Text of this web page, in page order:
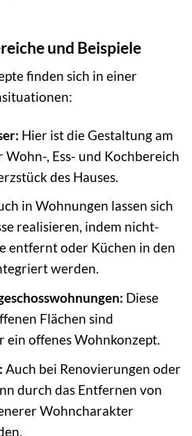
und Beispiele
finden sich in einer
Hier ist die Gestaltung am
Wohn-, Ess- und Kochbereich
des Hauses.
in Wohnungen lassen sich
realisieren, indem nicht-
entfernt oder Küchen in den
werden.
Diese
Flächen sind
ein offenes Wohnkonzept.
Auch bei Renovierungen oder
durch das Entfernen von
Wohncharakter